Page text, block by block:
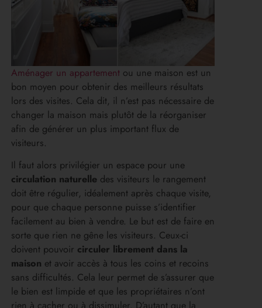
Aménager un appartement ou une maison est un
bon moyen pour obtenir des meilleurs résultats
lors des visites. Cela dit, il n’est pas nécessaire de
changer la maison mais plutôt de la réorganiser
afin de générer un plus important flux de
visiteurs.
Il faut alors privilégier un espace pour une
circulation naturelle des visiteurs le rangement
doit être régulier, idéalement après chaque visite,
pour que chaque personne puisse s’identifier
facilement au bien à vendre. Le but est de faire en
sorte que rien ne gêne les visiteurs. Ceux-ci
doivent pouvoir circuler librement dans la
maison et avoir accès à tous les coins et recoins
sans difficultés. Cela leur permet de s’assurer que
le bien est limpide et que les propriétaires n’ont